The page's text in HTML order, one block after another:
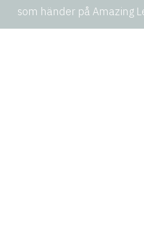
som händer på Amazing